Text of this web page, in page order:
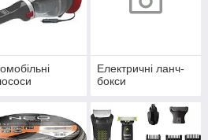
Електричні ланч-
бокси